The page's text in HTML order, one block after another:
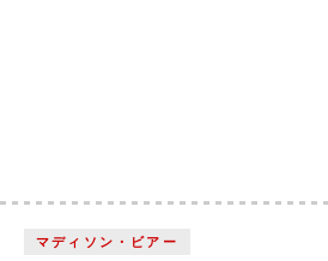
マディソン・ビアー